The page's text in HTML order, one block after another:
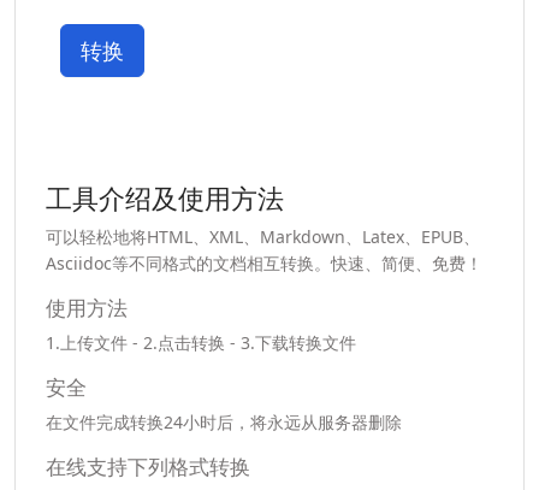
转换
工具介绍及使用方法
可以轻松地将HTML、XML、Markdown、Latex、EPUB、
Asciidoc等不同格式的文档相互转换。快速、简便、免费！
使用方法
1.上传文件 - 2.点击转换 - 3.下载转换文件
安全
在文件完成转换24小时后，将永远从服务器删除
在线支持下列格式转换